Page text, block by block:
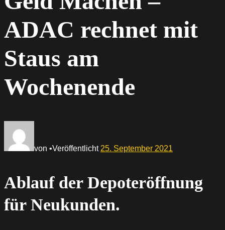
ADAC rechnet mit
Staus am
Wochenende
von •Veröffentlicht 25. September 2021
Ablauf der Depoteröffnung
für Neukunden.